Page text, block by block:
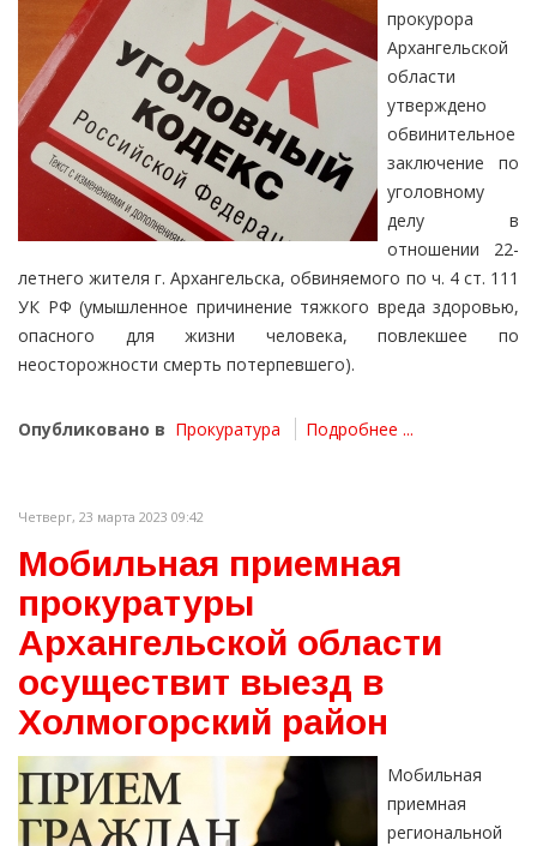
прокурора
Архангельской
области
утверждено
обвинительное
заключение по
уголовному
делу в
отношении 22-
летнего жителя г. Архангельска, обвиняемого по ч. 4 ст. 111
УК РФ (умышленное причинение тяжкого вреда здоровью,
опасного для жизни человека, повлекшее по
неосторожности смерть потерпевшего).
Опубликовано в Прокуратура Подробнее ...
Четверг, 23 марта 2023 09:42
Мобильная приемная
прокуратуры
Архангельской области
осуществит выезд в
Холмогорский район
Мобильная
приемная
региональной